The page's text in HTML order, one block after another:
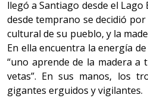
llegó a Santiago desde el Lago
desde temprano se decidió
cultural de su pueblo, y la
En ella encuentra la energía
“uno aprende de la madera a
vetas”. En sus manos, los
gigantes erguidos y vigilantes.